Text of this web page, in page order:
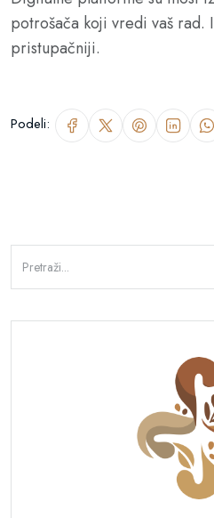
potrošača koji vredi vaš rad.
pristupačniji.
Podeli: